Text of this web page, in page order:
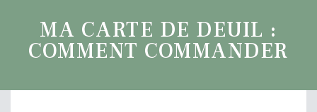
MA CARTE DE DEUIL :
COMMENT COMMANDER